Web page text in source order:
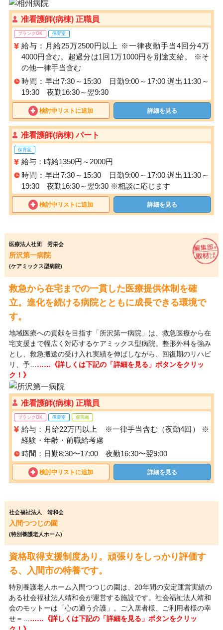
准看護師(病棟) 正職員
ブランクOK 保育室
給与：月給25万2500円以上 ※一律夜勤手当4回分4万
4000円含む。超過分は1回1万1000円を別途支給。 ※そ
の他一律手当含む
時間：早出7:30～15:30 日勤9:00～17:00 遅出11:30～
19:30 夜勤16:30～翌9:30
検討中リストに追加 詳細を見る
准看護師(病棟) パート
保育室
給与：時給1350円～2000円
時間：早出7:30～15:30 日勤9:00～17:00 遅出11:30～
19:30 夜勤16:30～翌9:30 ※相談に応じます
検討中リストに追加 詳細を見る
医療法人社団 秀栄会
所沢第一病院
(ケアミックス型病院)
救急から在宅までの一貫した医療提供体制を確
立。進化を続ける病院とともに成長できる環境で
す。
地域医療への貢献を目指す「所沢第一病院」は、救急医療から在
宅支援まで幅広く対応するケアミックス型病院。整形外科を強み
とし、救急搬送の受け入れ実績を伸ばしながら、回復期のリハビ
リ、予… ……《詳しくは下記の「詳細を見る」ボタンをクリッ
ク！》
准看護師(病棟) 正職員
ブランクOK 保育室 寮完備
給与：月給22万円以上 ※一律手当含む（夜勤4回） ※
経験・年齢・前職給考慮
時間：日勤8:30〜17:00 夜勤16:30〜翌9:00
検討中リストに追加 詳細を見る
社会福祉法人 靖和会
入間つつじの園
(特別養護老人ホーム)
資格取得支援制度あり。頑張りをしっかり評価す
る、入間市の特養です。
特別養護老人ホーム入間つつじの園は、20年間の安定運営実績の
ある社会福祉法人靖和会が運営する施設です。社会福祉法人靖和
会のモットーは「心の通う介護」。ご入居者様、ご利用者様の幸
せ＝… ……《詳しくは下記の「詳細を見る」ボタンをクリッ